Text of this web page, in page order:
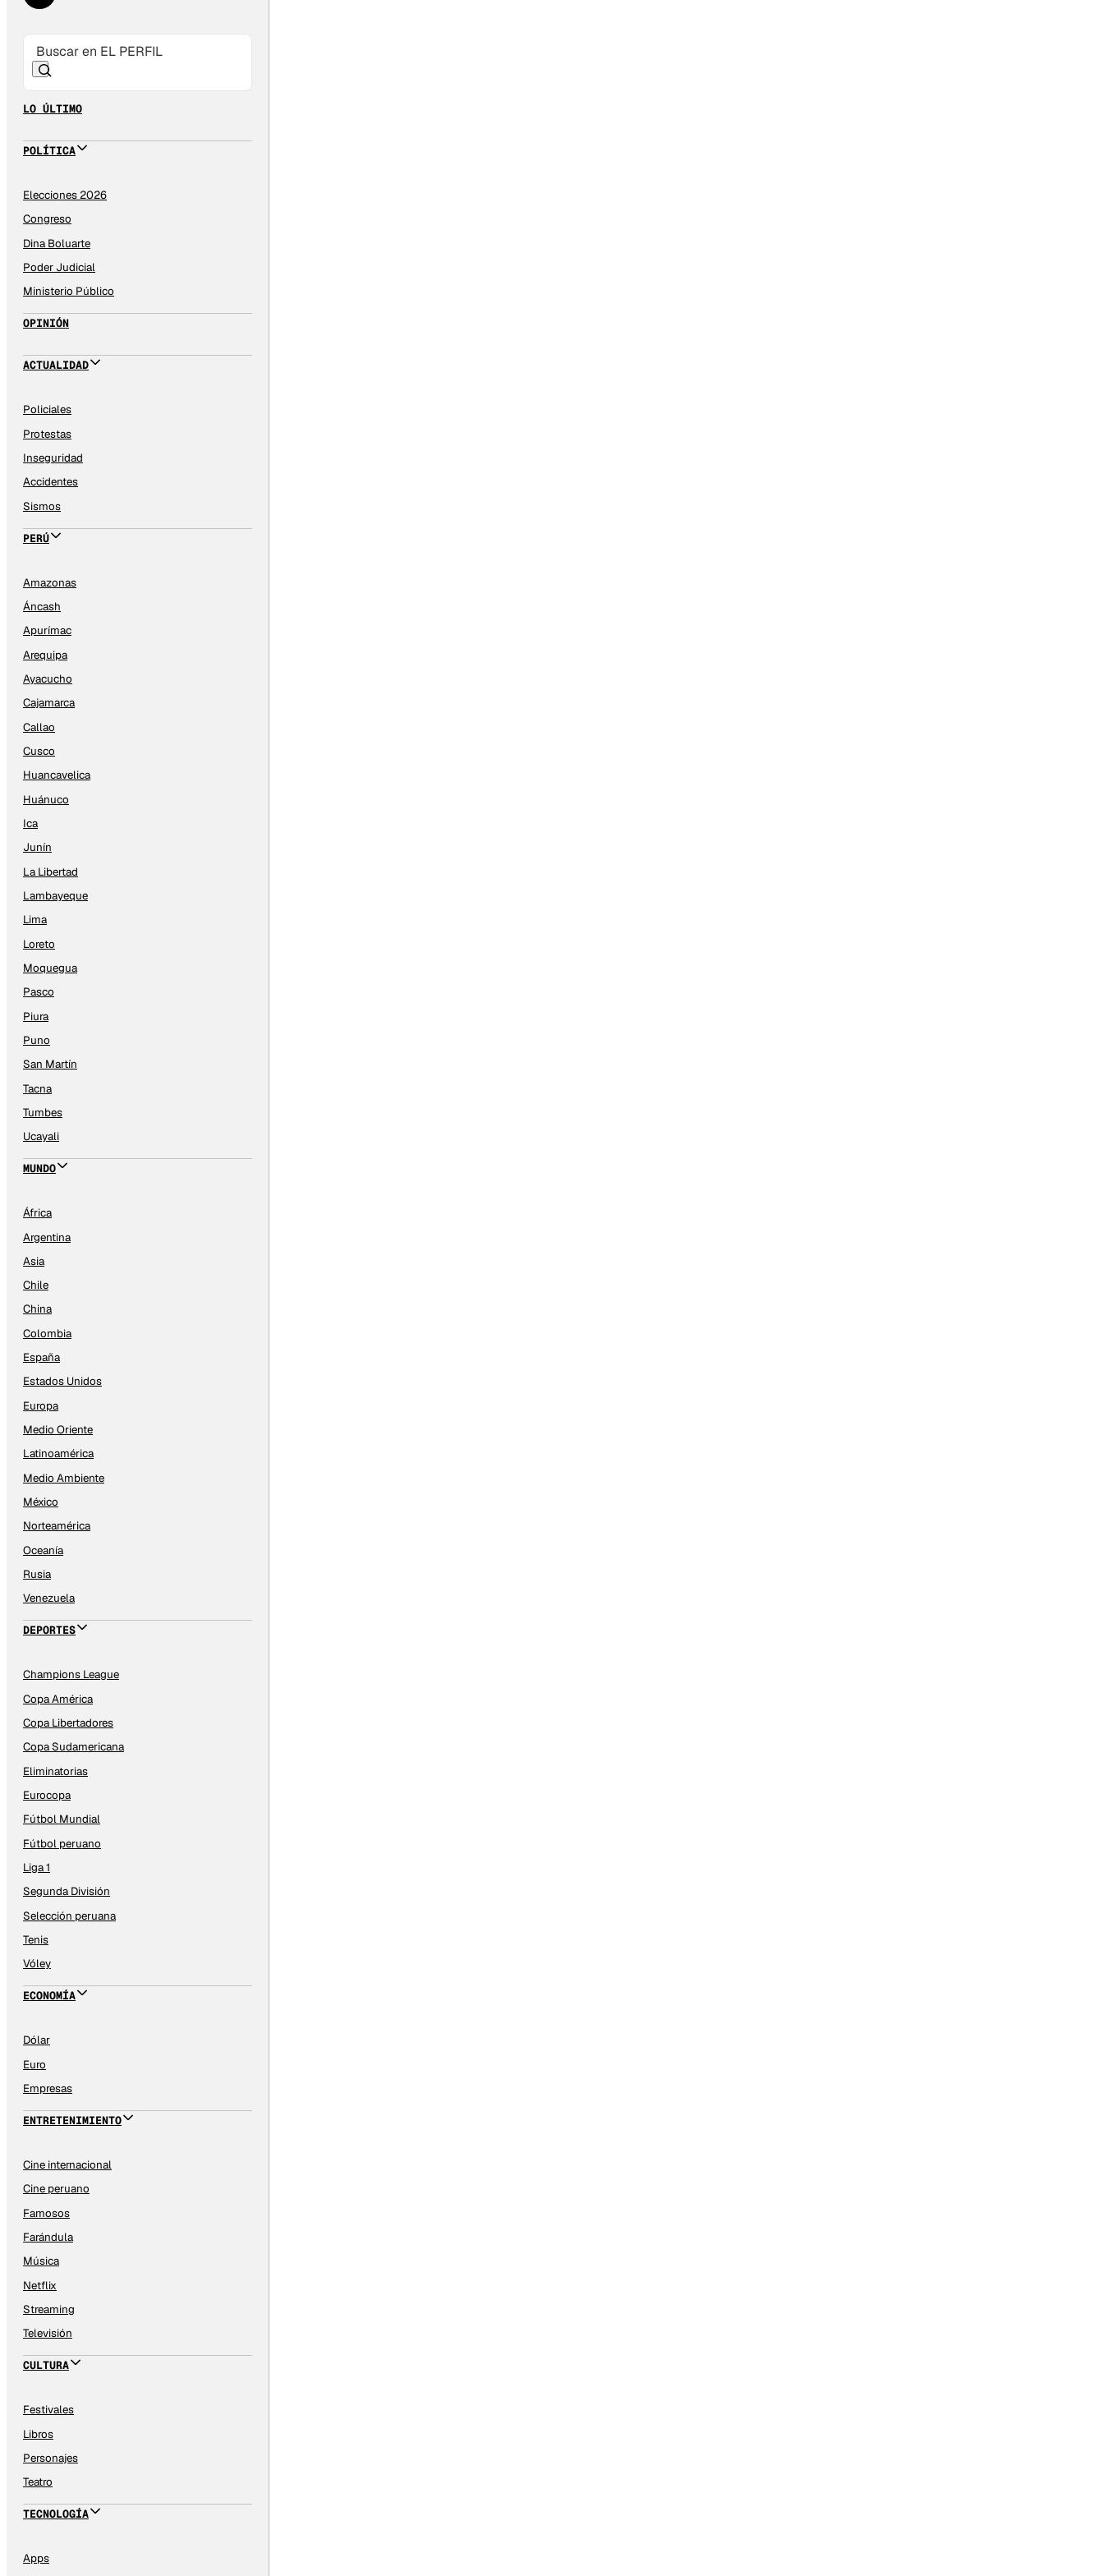
LO ÚLTIMO
POLÍTICA
Elecciones 2026
Congreso
Dina Boluarte
Poder Judicial
Ministerio Público
OPINIÓN
ACTUALIDAD
Policiales
Protestas
Inseguridad
Accidentes
Sismos
PERÚ
Amazonas
Áncash
Apurímac
Arequipa
Ayacucho
Cajamarca
Callao
Cusco
Huancavelica
Huánuco
Ica
Junín
La Libertad
Lambayeque
Lima
Loreto
Moquegua
Pasco
Piura
Puno
San Martín
Tacna
Tumbes
Ucayali
MUNDO
África
Argentina
Asia
Chile
China
Colombia
España
Estados Unidos
Europa
Medio Oriente
Latinoamérica
Medio Ambiente
México
Norteamérica
Oceanía
Rusia
Venezuela
DEPORTES
Champions League
Copa América
Copa Libertadores
Copa Sudamericana
Eliminatorias
Eurocopa
Fútbol Mundial
Fútbol peruano
Liga 1
Segunda División
Selección peruana
Tenis
Vóley
ECONOMÍA
Dólar
Euro
Empresas
ENTRETENIMIENTO
Cine internacional
Cine peruano
Famosos
Farándula
Música
Netflix
Streaming
Televisión
CULTURA
Festivales
Libros
Personajes
Teatro
TECNOLOGÍA
Apps